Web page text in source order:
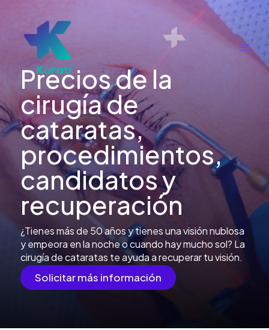
contenido
Main
Precios de la
cirugía de
cataratas,
procedimientos,
candidatos y
recuperación
¿Tienes más de 50 años y tienes una visión nublosa
y empeora en la noche o cuando hay mucho sol? La
cirugía de cataratas te ayuda a recuperar tu visión.
Solicitar más información